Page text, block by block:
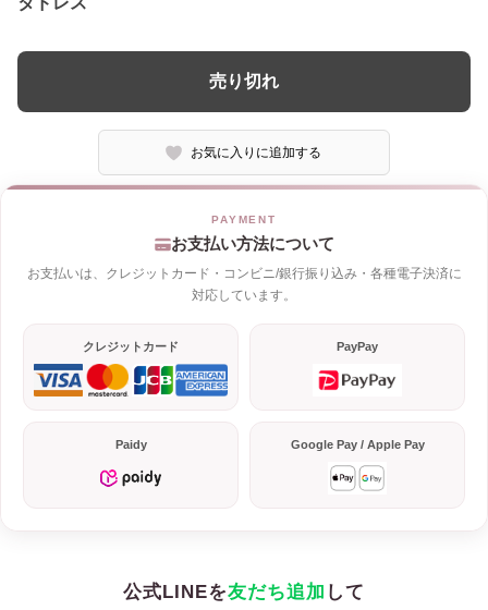
売り切れ
お気に入りに追加する
お支払い方法について
お支払いは、クレジットカード・コンビニ/銀行振り込み・各種電子決済に
対応しています。
クレジットカード PayPay
Paidy Google Pay / Apple Pay
公式LINEを友だち追加 して